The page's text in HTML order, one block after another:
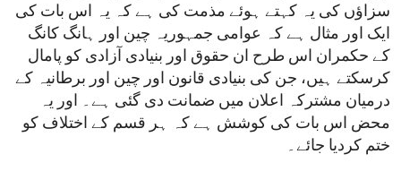
سزاؤں کی یہ کہتے ہوئے مذمت کی ہے کہ یہ اس بات کی
ایک اور مثال ہے کہ عوامی جمہوریہ چین اور ہانگ کانگ
کے حکمران اس طرح ان حقوق اور بنیادی آزادی کو پامال
کرسکتے ہیں، جن کی بنیادی قانون اور چین اور برطانیہ کے
درمیان مشترکہ اعلان میں ضمانت دی گئی ہے۔ اور یہ
محض اس بات کی کوشش ہے کہ ہر قسم کے اختلاف کو
ختم کردیا جائے۔